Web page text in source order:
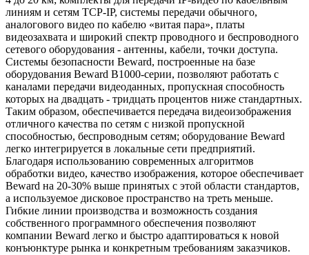
линиям и сетям TCP-IP, системы передачи обычного,
аналогового видео по кабелю «витая пара», платы
видеозахвата и широкий спектр проводного и беспроводного
сетевого оборудования - антенны, кабели, точки доступа.
Системы безопасности Beward, построенные на базе
оборудования Beward B1000-серии, позволяют работать с
каналами передачи видеоданных, пропускная способность
которых на двадцать - тридцать процентов ниже стандартных.
Таким образом, обеспечивается передача видеоизображения
отличного качества по сетям с низкой пропускной
способностью, беспроводным сетям; оборудование Beward
легко интегрируется в локальные сети предприятий.
Благодаря использованию современных алгоритмов
обработки видео, качество изображения, которое обеспечивает
Beward на 20-30% выше принятых с этой области стандартов,
а используемое дисковое пространство на треть меньше.
Гибкие линии производства и возможность создания
собственного программного обеспечения позволяют
компании Beward легко и быстро адаптироваться к новой
конъюнктуре рынка и конкретным требованиям заказчиков.